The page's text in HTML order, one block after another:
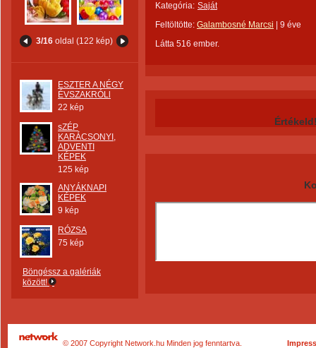
3/16 oldal (122 kép)
ESZTER A NÉGY
ÉVSZAKRÓLl
22 kép
sZÉP
KARÁCSONYI,
ADVENTI
KÉPEK
125 kép
ANYÁKNAPI
KÉPEK
9 kép
RÓZSA
75 kép
Böngéssz a galériák
között!
Kategória: Saját
Feltöltötte: Galambosné Marcsi
9 éve
Látta 516 ember.
© 2007 Copyright Network.hu Minden jog fenntartva.